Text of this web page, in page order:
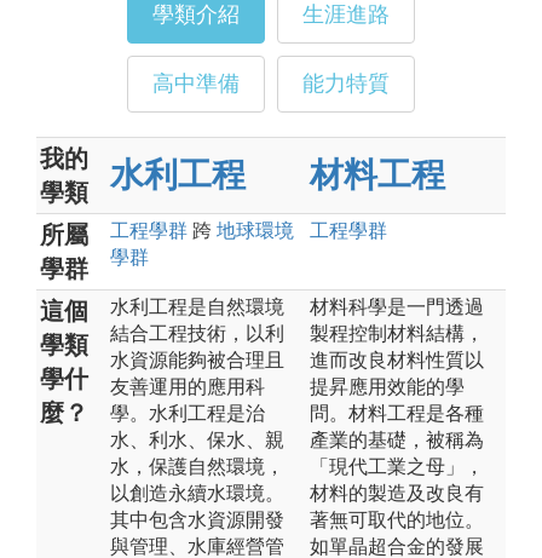
學類介紹 生涯進路
高中準備 能力特質
我的
學類
水利工程 材料工程
所屬
學群
工程學群 跨 地球環境
學群
工程學群
這個
學類
學什
麼？
水利工程是自然環境
結合工程技術，以利
水資源能夠被合理且
友善運用的應用科
學。水利工程是治
水、利水、保水、親
水，保護自然環境，
以創造永續水環境。
其中包含水資源開發
與管理、水庫經營管
材料科學是一門透過
製程控制材料結構，
進而改良材料性質以
提昇應用效能的學
問。材料工程是各種
產業的基礎，被稱為
「現代工業之母」，
材料的製造及改良有
著無可取代的地位。
如單晶超合金的發展